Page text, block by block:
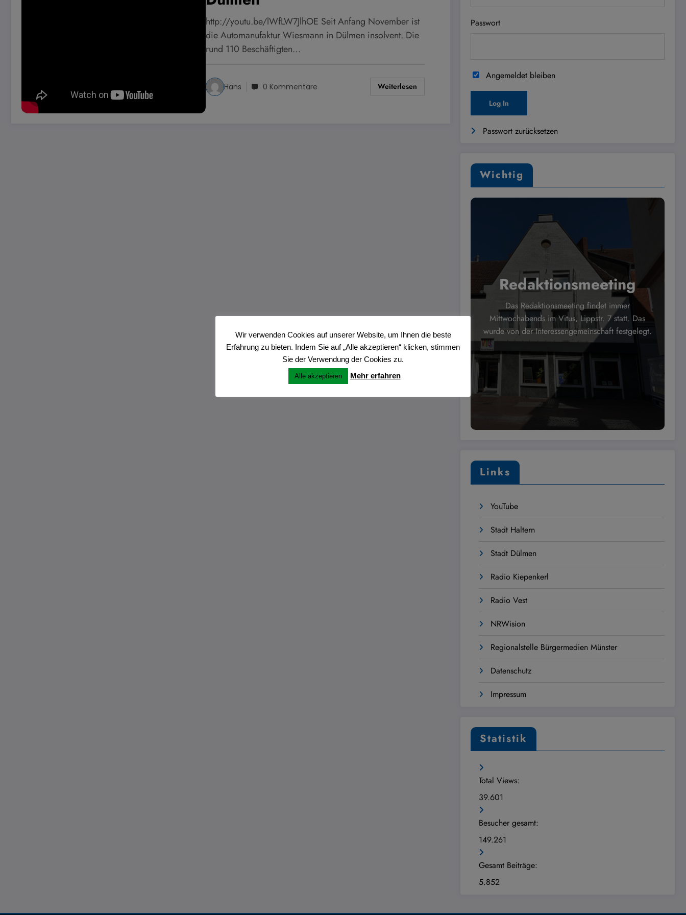
http://youtu.be/lWfLW7JlhOE Seit Anfang November ist
die Automanufaktur Wiesmann in Dülmen insolvent. Die
rund 110 Beschäftigten…
Hans 0 Kommentare Weiterlesen
Passwort
Angemeldet bleiben
Passwort zurücksetzen
Wichtig
Redaktionsmeeting
Das Redaktionsmeeting findet immer
Mittwochabends im Vitus, Lippstr. 7 statt. Das
wurde von der Interessengemeinschaft festgelegt.
Links
YouTube
Stadt Haltern
Stadt Dülmen
Radio Kiepenkerl
Radio Vest
NRWision
Regionalstelle Bürgermedien Münster
Datenschutz
Impressum
Statistik
Total Views:
39.601
Besucher gesamt:
149.261
Gesamt Beiträge:
5.852
Wir verwenden Cookies auf unserer Website, um Ihnen die beste
Erfahrung zu bieten. Indem Sie auf „Alle akzeptieren“ klicken, stimmen
Sie der Verwendung der Cookies zu.
Alle akzeptieren Mehr erfahren